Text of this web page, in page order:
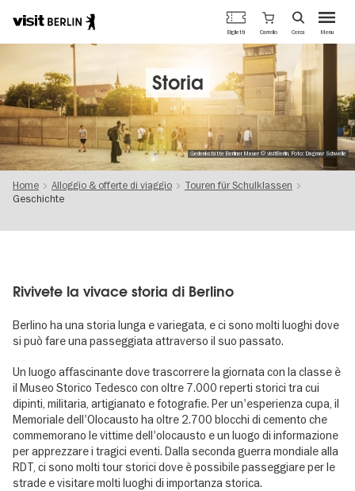
contenuto
principale
Portale
ufficiale
di
Berlino
Menu
Biglietti Carrello Cerca
Storia
Gedenkstätte Berliner Mauer © visitBerlin, Foto: Dagmar Schwelle
Home Alloggio & offerte di viaggio
Touren für Schulklassen
Geschichte
Rivivete la vivace storia di Berlino
Berlino ha una storia lunga e variegata, e ci sono molti luoghi dove
si può fare una passeggiata attraverso il suo passato.
Un luogo affascinante dove trascorrere la giornata con la classe è
il Museo Storico Tedesco con oltre 7.000 reperti storici tra cui
dipinti, militaria, artigianato e fotografie. Per un'esperienza cupa, il
Memoriale dell'Olocausto ha oltre 2.700 blocchi di cemento che
commemorano le vittime dell'olocausto e un luogo di informazione
per apprezzare i tragici eventi. Dalla seconda guerra mondiale alla
RDT, ci sono molti tour storici dove è possibile passeggiare per le
strade e visitare molti luoghi di importanza storica.